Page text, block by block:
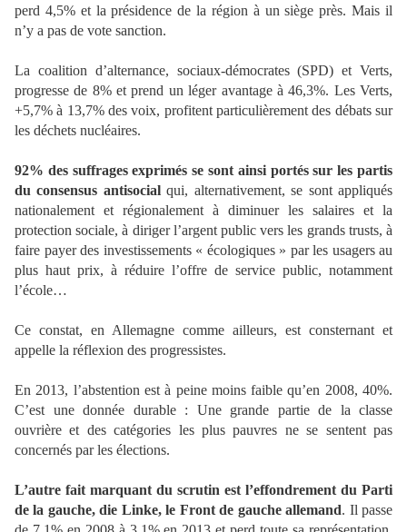
perd 4,5% et la présidence de la région à un siège près. Mais il
n’y a pas de vote sanction.
La coalition d’alternance, sociaux-démocrates (SPD) et Verts,
progresse de 8% et prend un léger avantage à 46,3%. Les Verts,
+5,7% à 13,7% des voix, profitent particulièrement des débats sur
les déchets nucléaires.
92% des suffrages exprimés se sont ainsi portés sur les partis
du consensus antisocialqui, alternativement, se sont appliqués
nationalement et régionalement à diminuer les salaires et la
protection sociale, à diriger l’argent public vers les grands trusts, à
faire payer des investissements « écologiques » par les usagers au
plus haut prix, à réduire l’offre de service public, notamment
l’école…
Ce constat, en Allemagne comme ailleurs, est consternant et
appelle la réflexion des progressistes.
En 2013, l’abstention est à peine moins faible qu’en 2008, 40%.
C’est une donnée durable : Une grande partie de la classe
ouvrière et des catégories les plus pauvres ne se sentent pas
concernés par les élections.
L’autre fait marquant du scrutin est l’effondrement du Parti
de la gauche, die Linke, le Front de gauche allemand. Il passe